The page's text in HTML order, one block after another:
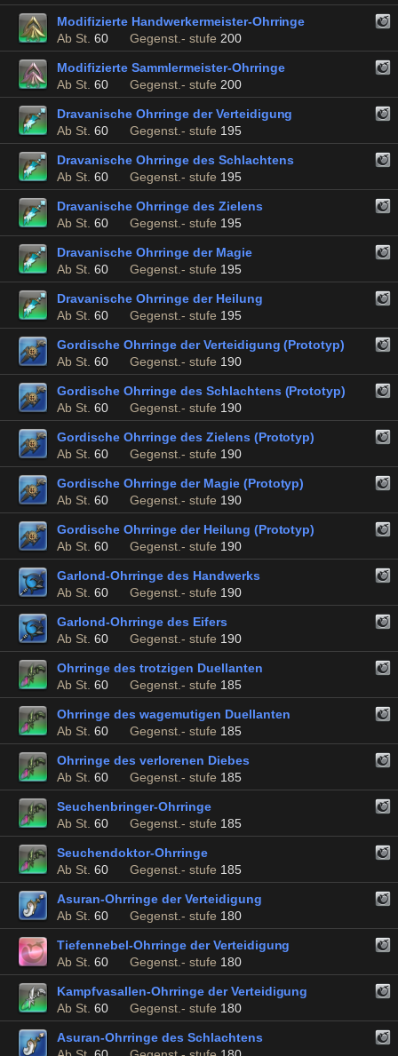
Modifizierte Handwerkermeister-Ohrringe
Ab St. 60 Gegenst.- stufe 200
Modifizierte Sammlermeister-Ohrringe
Ab St. 60 Gegenst.- stufe 200
Dravanische Ohrringe der Verteidigung
Ab St. 60 Gegenst.- stufe 195
Dravanische Ohrringe des Schlachtens
Ab St. 60 Gegenst.- stufe 195
Dravanische Ohrringe des Zielens
Ab St. 60 Gegenst.- stufe 195
Dravanische Ohrringe der Magie
Ab St. 60 Gegenst.- stufe 195
Dravanische Ohrringe der Heilung
Ab St. 60 Gegenst.- stufe 195
Gordische Ohrringe der Verteidigung (Prototyp)
Ab St. 60 Gegenst.- stufe 190
Gordische Ohrringe des Schlachtens (Prototyp)
Ab St. 60 Gegenst.- stufe 190
Gordische Ohrringe des Zielens (Prototyp)
Ab St. 60 Gegenst.- stufe 190
Gordische Ohrringe der Magie (Prototyp)
Ab St. 60 Gegenst.- stufe 190
Gordische Ohrringe der Heilung (Prototyp)
Ab St. 60 Gegenst.- stufe 190
Garlond-Ohrringe des Handwerks
Ab St. 60 Gegenst.- stufe 190
Garlond-Ohrringe des Eifers
Ab St. 60 Gegenst.- stufe 190
Ohrringe des trotzigen Duellanten
Ab St. 60 Gegenst.- stufe 185
Ohrringe des wagemutigen Duellanten
Ab St. 60 Gegenst.- stufe 185
Ohrringe des verlorenen Diebes
Ab St. 60 Gegenst.- stufe 185
Seuchenbringer-Ohrringe
Ab St. 60 Gegenst.- stufe 185
Seuchendoktor-Ohrringe
Ab St. 60 Gegenst.- stufe 185
Asuran-Ohrringe der Verteidigung
Ab St. 60 Gegenst.- stufe 180
Tiefennebel-Ohrringe der Verteidigung
Ab St. 60 Gegenst.- stufe 180
Kampfvasallen-Ohrringe der Verteidigung
Ab St. 60 Gegenst.- stufe 180
Asuran-Ohrringe des Schlachtens